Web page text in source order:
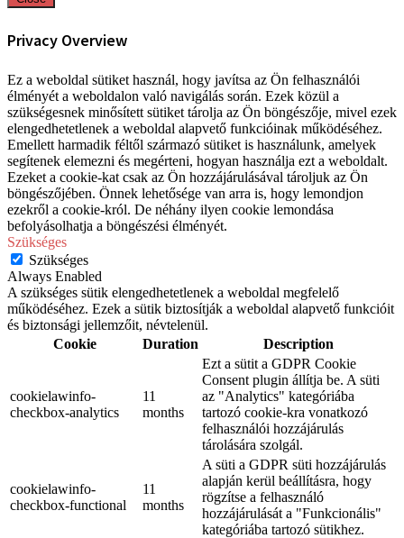
Privacy Overview
Ez a weboldal sütiket használ, hogy javítsa az Ön felhasználói
élményét a weboldalon való navigálás során. Ezek közül a
szükségesnek minősített sütiket tárolja az Ön böngészője, mivel ezek
elengedhetetlenek a weboldal alapvető funkcióinak működéséhez.
Emellett harmadik féltől származó sütiket is használunk, amelyek
segítenek elemezni és megérteni, hogyan használja ezt a weboldalt.
Ezeket a cookie-kat csak az Ön hozzájárulásával tároljuk az Ön
böngészőjében. Önnek lehetősége van arra is, hogy lemondjon
ezekről a cookie-król. De néhány ilyen cookie lemondása
befolyásolhatja a böngészési élményét.
Szükséges
Szükséges
Always Enabled
A szükséges sütik elengedhetetlenek a weboldal megfelelő
működéséhez. Ezek a sütik biztosítják a weboldal alapvető funkcióit
és biztonsági jellemzőit, névtelenül.
Cookie
Duration Description
cookielawinfo-
checkbox-analytics
11
months
Ezt a sütit a GDPR Cookie
Consent plugin állítja be. A süti
az "Analytics" kategóriába
tartozó cookie-kra vonatkozó
felhasználói hozzájárulás
tárolására szolgál.
cookielawinfo-
checkbox-functional
11
months
A süti a GDPR süti hozzájárulás
alapján kerül beállításra, hogy
rögzítse a felhasználó
hozzájárulását a "Funkcionális"
kategóriába tartozó sütikhez.